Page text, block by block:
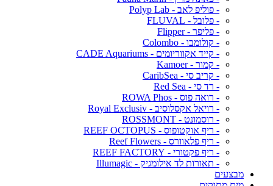
- פוליפ לאב - Polyp Lab
- פלובל - FLUVAL
- פליפר - Flipper
- קולומבו - Colombo
- קייד אקווריומים - CADE Aquariums
- קמור - Kamoer
- קריב סי - CaribSea
- רד סי - Red Sea
- רואה פוס - ROWA Phos
- רויאל אקסלוסיב - Royal Exclusiv
- רוסמונט - ROSSMONT
- ריף אוקטופוס - REEF OCTOPUS
- ריף פלאוורס - Reef Flowers
- ריף פקטורי - REEF FACTORY
- תאורות לד אילומגיק - Illumagic
מבצעים